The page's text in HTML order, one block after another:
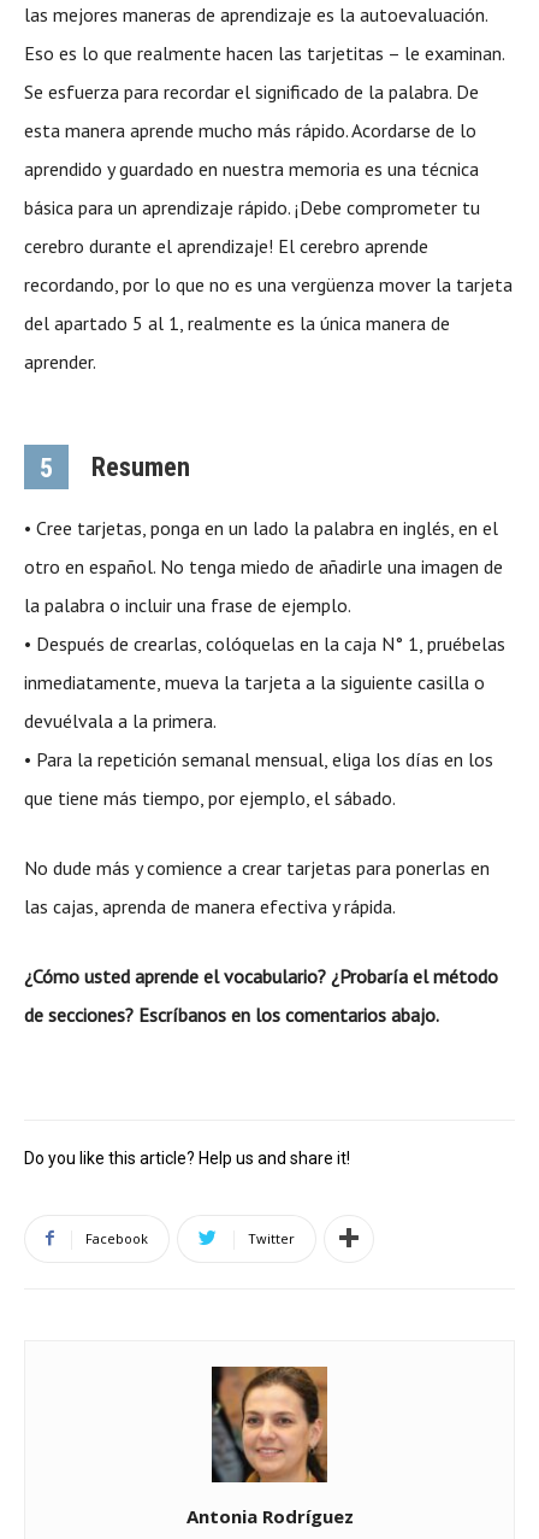
las mejores maneras de aprendizaje es la autoevaluación.
Eso es lo que realmente hacen las tarjetitas – le examinan.
Se esfuerza para recordar el significado de la palabra. De
esta manera aprende mucho más rápido. Acordarse de lo
aprendido y guardado en nuestra memoria es una técnica
básica para un aprendizaje rápido. ¡Debe comprometer tu
cerebro durante el aprendizaje! El cerebro aprende
recordando, por lo que no es una vergüenza mover la tarjeta
del apartado 5 al 1, realmente es la única manera de
aprender.
5 Resumen
• Cree tarjetas, ponga en un lado la palabra en inglés, en el
otro en español. No tenga miedo de añadirle una imagen de
la palabra o incluir una frase de ejemplo.
• Después de crearlas, colóquelas en la caja N° 1, pruébelas
inmediatamente, mueva la tarjeta a la siguiente casilla o
devuélvala a la primera.
• Para la repetición semanal mensual, eliga los días en los
que tiene más tiempo, por ejemplo, el sábado.
No dude más y comience a crear tarjetas para ponerlas en
las cajas, aprenda de manera efectiva y rápida.
¿Cómo usted aprende el vocabulario? ¿Probaría el método
de secciones? Escríbanos en los comentarios abajo.
Do you like this article? Help us and share it!
Facebook Twitter
Antonia Rodríguez